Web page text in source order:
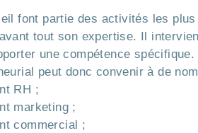
font partie des activités les
tout son expertise. Il
une compétence spécifique.
peut donc convenir à de
RH ;
marketing ;
commercial ;